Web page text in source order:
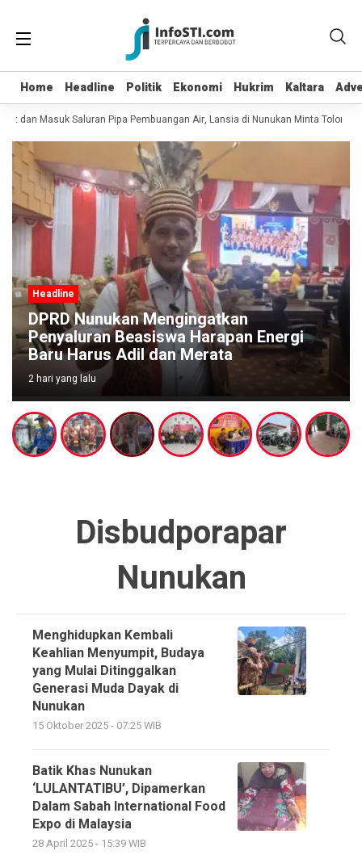
Home Headline Politik Ekonomi Hukrim Kaltara
Home Headline Politik Ekonomi Hukrim Kaltara
dan Masuk Saluran Pipa Pembuangan Air, Lansia di Nunukan Minta Tolong
Headline
DPRD Nunukan Mengingatkan
Penyaluran Beasiswa Harapan Energi
Baru Harus Adil dan Merata
2 hari yang lalu
Disbudporapar
Nunukan
Menghidupkan Kembali
Keahlian Menyumpit, Budaya
yang Mulai Ditinggalkan
Generasi Muda Dayak di
Nunukan
15 Oktober 2025 - 07:25 WIB
Batik Khas Nunukan
‘LULANTATIBU’, Dipamerkan
Dalam Sabah International Food
Expo di Malaysia
28 April 2025 - 15:39 WIB